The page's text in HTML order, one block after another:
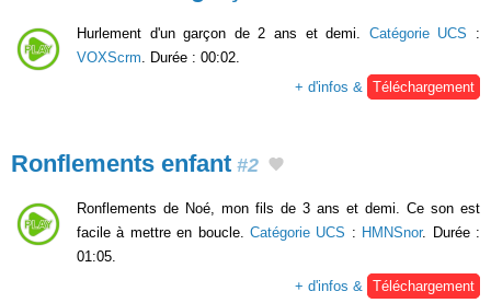
Hurlement d'un garçon de 2 ans et demi. Catégorie UCS :
VOXScrm . Durée : 00:02.
+ d'infos &
Téléchargement
Ronflements enfant #2
Ronflements de Noé, mon fils de 3 ans et demi. Ce son est
facile à mettre en boucle. Catégorie UCS : HMNSnor. Durée :
01:05.
+ d'infos &
Téléchargement